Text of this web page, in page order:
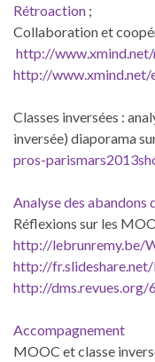
Rétroaction ;
Collaboration et
http://
http://
Classes inversées :
inversée) diaporama
pros-
Analyse des abandons
Réflexions sur les
http://lebrunremy.be/
http://
http://dms.revues.org/
Accompagnement
MOOC et classe